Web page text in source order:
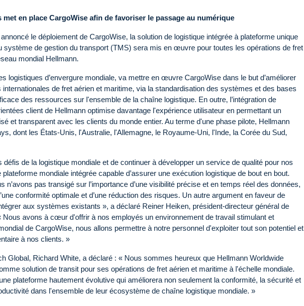
en place CargoWise afin de favoriser le passage au numérique
le déploiement de CargoWise, la solution de logistique intégrée à plateforme unique
système de gestion du transport (TMS) sera mis en œuvre pour toutes les opérations de fret
mondial Hellmann.
logistiques d’envergure mondiale, va mettre en œuvre CargoWise dans le but d’améliorer
de fret aérien et maritime, via la standardisation des systèmes et des bases
des ressources sur l'ensemble de la chaîne logistique. En outre, l’intégration de
client de Hellmann optimise davantage l'expérience utilisateur en permettant un
et transparent avec les clients du monde entier. Au terme d'une phase pilote, Hellmann
dont les États-Unis, l'Australie, l'Allemagne, le Royaume-Uni, l'Inde, la Corée du Sud,
de la logistique mondiale et de continuer à développer un service de qualité pour nos
mondiale intégrée capable d’assurer une exécution logistique de bout en bout.
n’avons pas transigé sur l’importance d’une visibilité précise et en temps réel des données,
conformité optimale et d’une réduction des risques. Un autre argument en faveur de
aux systèmes existants », a déclaré Reiner Heiken, président-directeur général de
Nous avons à cœur d'offrir à nos employés un environnement de travail stimulant et
de CargoWise, nous allons permettre à notre personnel d'exploiter tout son potentiel et
à nos clients. »
Global, Richard White, a déclaré : « Nous sommes heureux que Hellmann Worldwide
solution de transit pour ses opérations de fret aérien et maritime à l'échelle mondiale.
plateforme hautement évolutive qui améliorera non seulement la conformité, la sécurité et
dans l'ensemble de leur écosystème de chaîne logistique mondiale. »